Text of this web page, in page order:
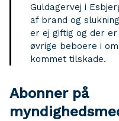
Guldagervej i
af brand og
er ej giftig og der
øvrige beboere i
kommet tilskade.
Abonner på